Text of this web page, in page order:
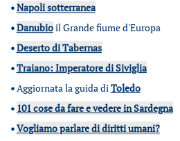
•Napoli sotterranea
•Danubioil Grande fiume d'Europa
•Deserto di Tabernas
•Traiano: Imperatore di Siviglia
•Aggiornata la guida diToledo
• 101 cose da fare e vedere in Sardegna
•Vogliamo parlare di diritti umani?